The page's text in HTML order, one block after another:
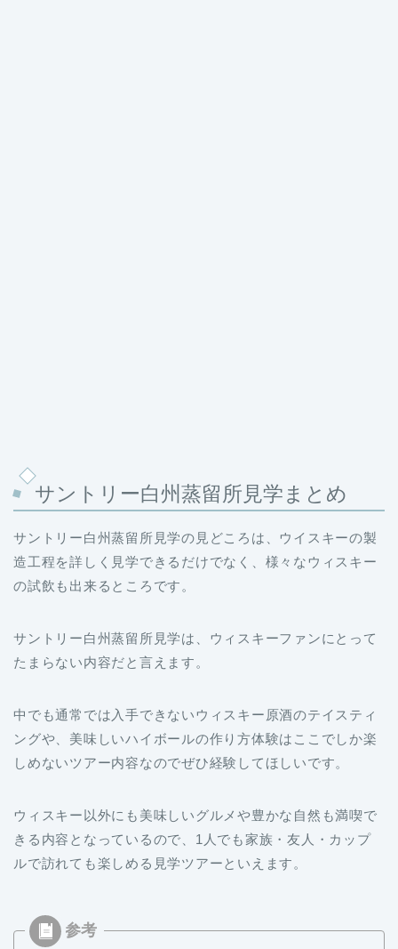
サントリー白州蒸留所見学まとめ
サントリー白州蒸留所見学の見どころは、ウイスキーの製
造工程を詳しく見学できるだけでなく、様々なウィスキー
の試飲も出来るところです。
サントリー白州蒸留所見学は、ウィスキーファンにとって
たまらない内容だと言えます。
中でも通常では入手できないウィスキー原酒のテイスティ
ングや、美味しいハイボールの作り方体験はここでしか楽
しめないツアー内容なのでぜひ経験してほしいです。
ウィスキー以外にも美味しいグルメや豊かな自然も満喫で
きる内容となっているので、1人でも家族・友人・カップ
ルで訪れても楽しめる見学ツアーといえます。